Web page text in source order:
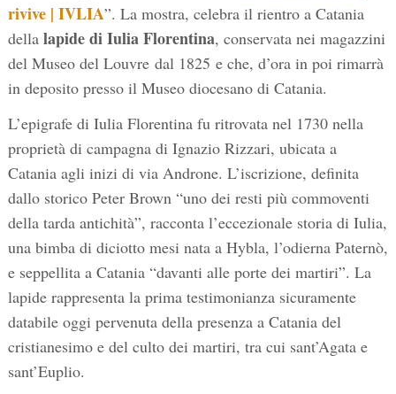
rivive | IVLIA”. La mostra, celebra il rientro a Catania
della lapide di Iulia Florentina, conservata nei magazzini
del Museo del Louvre dal 1825 e che, d’ora in poi rimarrà
in deposito presso il Museo diocesano di Catania.
L’epigrafe di Iulia Florentina fu ritrovata nel 1730 nella
proprietà di campagna di Ignazio Rizzari, ubicata a
Catania agli inizi di via Androne. L’iscrizione, definita
dallo storico Peter Brown “uno dei resti più commoventi
della tarda antichità”, racconta l’eccezionale storia di Iulia,
una bimba di diciotto mesi nata a Hybla, l’odierna Paternò,
e seppellita a Catania “davanti alle porte dei martiri”. La
lapide rappresenta la prima testimonianza sicuramente
databile oggi pervenuta della presenza a Catania del
cristianesimo e del culto dei martiri, tra cui sant’Agata e
sant’Euplio.